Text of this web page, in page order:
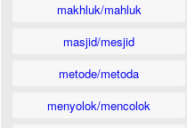
makhluk/mahluk
masjid/mesjid
metode/metoda
menyolok/mencolok